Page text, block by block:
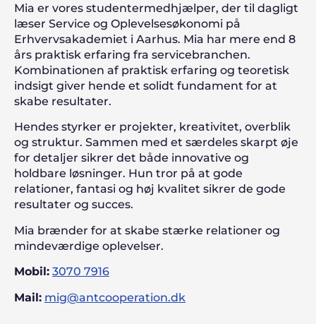
Mia er vores studentermedhjælper, der til dagligt
læser Service og Oplevelsesøkonomi på
Erhvervsakademiet i Aarhus. Mia har mere end 8
års praktisk erfaring fra servicebranchen.
Kombinationen af praktisk erfaring og teoretisk
indsigt giver hende et solidt fundament for at
skabe resultater.
Hendes styrker er projekter, kreativitet, overblik
og struktur. Sammen med et særdeles skarpt øje
for detaljer sikrer det både innovative og
holdbare løsninger. Hun tror på at gode
relationer, fantasi og høj kvalitet sikrer de gode
resultater og succes.
Mia brænder for at skabe stærke relationer og
mindeværdige oplevelser.
Mobil: 3070 7916
Mail: mig@antcooperation.dk